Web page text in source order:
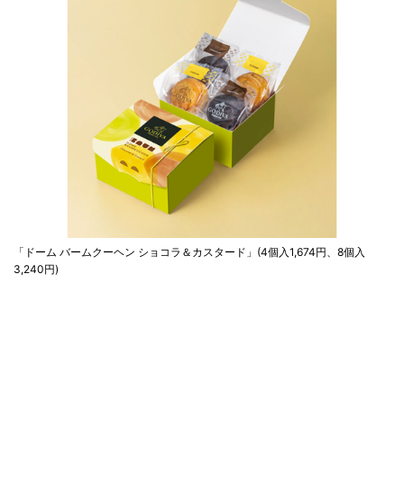
「ドーム バームクーヘン ショコラ＆カスタード」(4個入1,674円、8個入
3,240円)